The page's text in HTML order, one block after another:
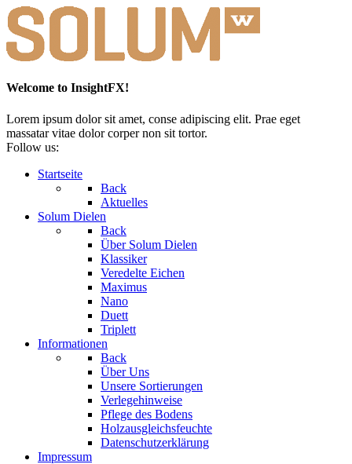
Welcome to InsightFX!
Lorem ipsum dolor sit amet, conse adipiscing elit. Prae eget
massatar vitae dolor corper non sit tortor.
Follow us:
Startseite
Back
Aktuelles
Solum Dielen
Back
Über Solum Dielen
Klassiker
Veredelte Eichen
Maximus
Nano
Duett
Triplett
Informationen
Back
Über Uns
Unsere Sortierungen
Verlegehinweise
Pflege des Bodens
Holzausgleichsfeuchte
Datenschutzerklärung
Impressum